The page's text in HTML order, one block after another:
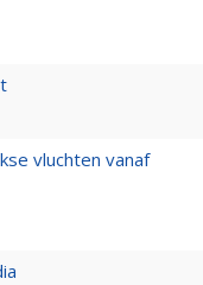
vluchten vanaf